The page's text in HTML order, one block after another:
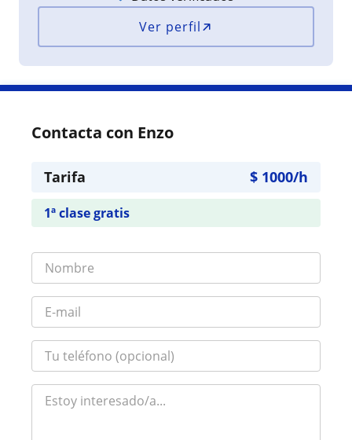
Ver perfil
Contacta con Enzo
Tarifa $ 1000/h
1ª clase gratis